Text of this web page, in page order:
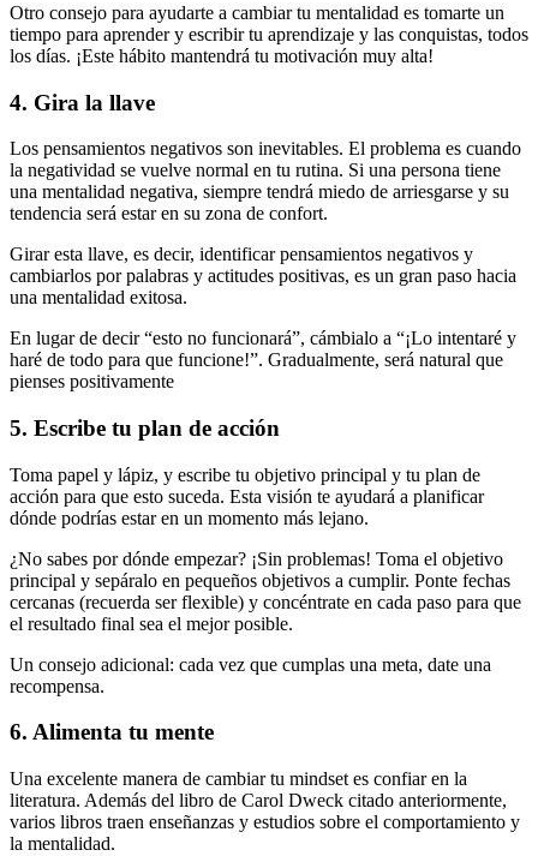
Otro consejo para ayudarte a cambiar tu mentalidad es tomarte un
tiempo para aprender y escribir tu aprendizaje y las conquistas, todos
los días. ¡Este hábito mantendrá tu motivación muy alta!
4. Gira la llave
Los pensamientos negativos son inevitables. El problema es cuando
la negatividad se vuelve normal en tu rutina. Si una persona tiene
una mentalidad negativa, siempre tendrá miedo de arriesgarse y su
tendencia será estar en su zona de confort.
Girar esta llave, es decir, identificar pensamientos negativos y
cambiarlos por palabras y actitudes positivas, es un gran paso hacia
una mentalidad exitosa.
En lugar de decir “esto no funcionará”, cámbialo a “¡Lo intentaré y
haré de todo para que funcione!”. Gradualmente, será natural que
pienses positivamente
5. Escribe tu plan de acción
Toma papel y lápiz, y escribe tu objetivo principal y tu plan de
acción para que esto suceda. Esta visión te ayudará a planificar
dónde podrías estar en un momento más lejano.
¿No sabes por dónde empezar? ¡Sin problemas! Toma el objetivo
principal y sepáralo en pequeños objetivos a cumplir. Ponte fechas
cercanas (recuerda ser flexible) y concéntrate en cada paso para que
el resultado final sea el mejor posible.
Un consejo adicional: cada vez que cumplas una meta, date una
recompensa.
6. Alimenta tu mente
Una excelente manera de cambiar tu mindset es confiar en la
literatura. Además del libro de Carol Dweck citado anteriormente,
varios libros traen enseñanzas y estudios sobre el comportamiento y
la mentalidad.